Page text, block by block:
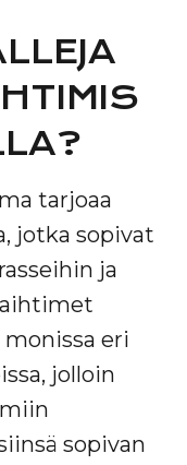
tarjoaa
jotka sopivat
ja
eri
jolloin
sopivan